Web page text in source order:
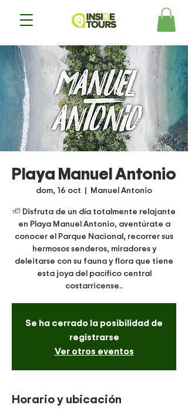
Playa Manuel Antonio
dom, 16 oct
  |
Manuel Antonio
🦥 Disfruta de un día totalmente relajante
en Playa Manuel Antonio, aventúrate a
conocer el Parque Nacional, recorrer sus
hermosos senderos, miradores y
deleitarse con su fauna y flora que tiene
esta joya del pacífico central
costarricense..
Se ha cerrado la posibilidad de
registrarse
Ver otros eventos
Horario y ubicación